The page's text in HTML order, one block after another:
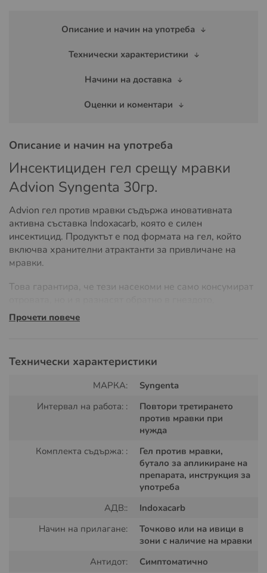
Описание и начин на употреба
Технически характеристики
Начини на доставка
Оценки и коментари
Описание и начин на употреба
Инсектициден гел срещу мравки
Advion Syngenta 30гр.
Advion гел против мравки съдържа иновативната
активна съставка Indoxacarb, която е силен
инсектицид. Продуктът е под формата на гел, който
включва хранителни атрактанти за привличане на
мравки.
Това гарантира, че тези насекоми не само консумират
унищожавайки цялата колония включително царицата
и ларвите.
Прочети повече
Технически характеристики
МАРКА:
Syngenta
Интервал на работа: :
Повтори третирането
против мравки при
нужда
Комплекта съдържа: :
Гел против мравки,
бутало за апликиране на
препарата, инструкция за
употреба
АДВ::
Indoxacarb
Начин на прилагане:
Точково или на ивици в
зони с наличие на мравки
Антидот:
Симптоматично